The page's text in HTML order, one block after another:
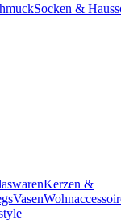
Socken &
Kerzen &
Vasen